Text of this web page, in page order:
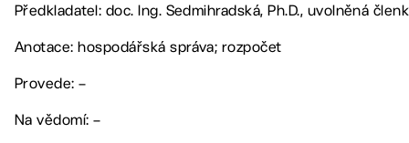
Předkladatel: doc. Ing. Sedmihradská, Ph.D., uvolněná
Anotace: hospodářská správa; rozpočet
Provede: –
Na vědomí: –